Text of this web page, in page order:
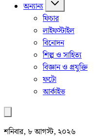
অন্যান্য
ফিচার
লাইফস্টাইল
বিনোদন
শিল্প ও সাহিত্য
বিজ্ঞান ও প্রযুক্তি
ফটো
আর্কাইভ
শনিবার, ৮ আগস্ট, ২০২৬